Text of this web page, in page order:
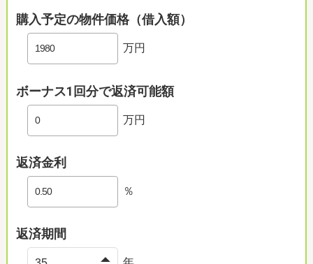
購入予定の物件価格（借入額）
万円
ボーナス1回分で返済可能額
万円
返済金利
％
返済期間